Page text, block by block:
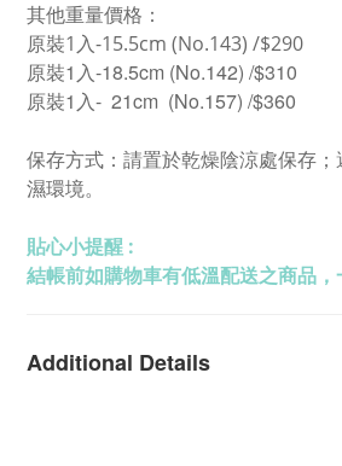
其他重量價格：
原裝1入-15.5cm (No.143) /$290
原裝1入-18.5cm (No.142) /$310
原裝1入- 21cm (No.157) /$360
保存方式：請置於乾燥陰涼處保存
濕環境。
貼心小提醒 :
結帳前如購物車有低溫配送之商品
Additional Details